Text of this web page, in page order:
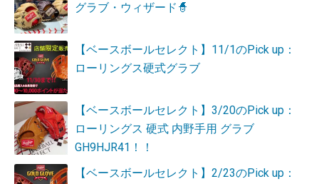
グラブ・ウィザード🧙
【ベースボールセレクト】11/1のPick up：
ローリングス硬式グラブ
【ベースボールセレクト】3/20のPick up：
ローリングス 硬式 内野手用 グラブ
GH9HJR41！！
【ベースボールセレクト】2/23のPick up：